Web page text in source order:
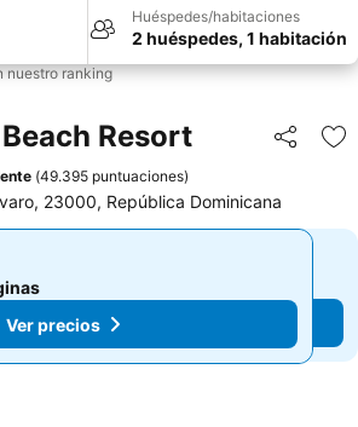
Huéspedes/habitaciones
2 huéspedes, 1 habitación
nuestro ranking
Resort Compartir
(49.395 puntuaciones)
23000, República Dominicana
Ver precios
Ver precios